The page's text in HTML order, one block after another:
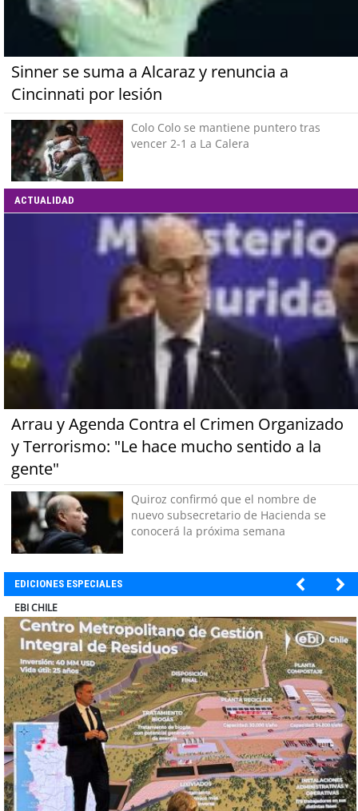
Sinner se suma a Alcaraz y renuncia a
Cincinnati por lesión
Colo Colo se mantiene puntero tras
vencer 2-1 a La Calera
ACTUALIDAD
Arrau y Agenda Contra el Crimen Organizado
y Terrorismo: "Le hace mucho sentido a la
gente"
Quiroz confirmó que el nombre de
nuevo subsecretario de Hacienda se
conocerá la próxima semana
EDICIONES ESPECIALES
SOPRAVAL